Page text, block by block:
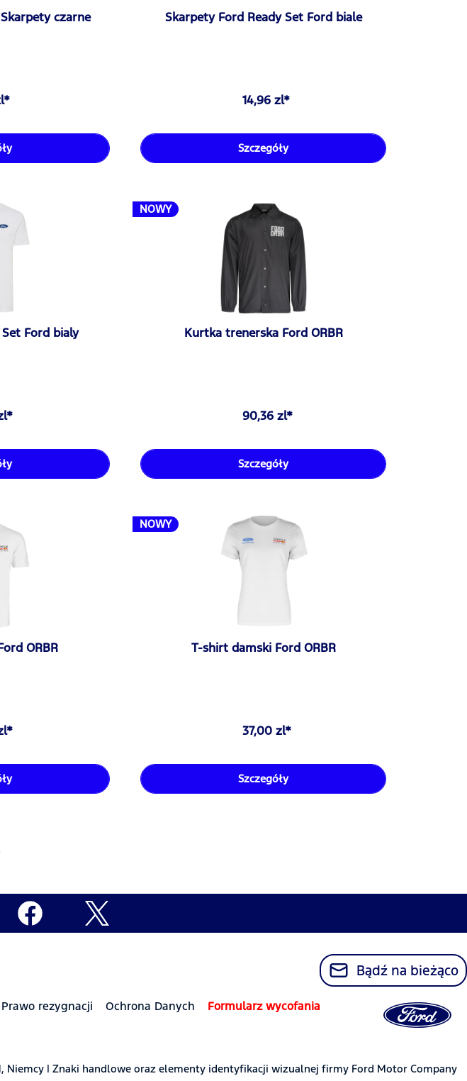
czarne Skarpety Ford Ready Set Ford biale
14,96 zl*
Szczegóły
Ford bialy
NOWY
Kurtka trenerska Ford ORBR
90,36 zl*
Szczegóły
ORBR
NOWY
T-shirt damski Ford ORBR
37,00 zl*
Szczegóły
Bądź na bieżąco
Prawo rezygnacji Ochrona Danych
Formularz wycofania
| Znaki handlowe oraz elementy identyfikacji wizualnej firmy Ford Motor Company